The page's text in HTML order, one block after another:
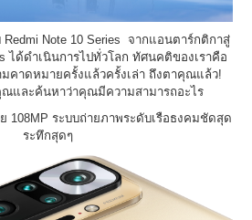
Note 10 Series จากแอนตาร์กติกาสู่
ได้ดำเนินการไปทั่วโลก ทัศนคติของเราคือ
คาดหมายครั้งแล้วครั้งเล่า ถึงตาคุณแล้ว!
และค้นหาว่าคุณมีความสามารถอะไร
ระบบถ่ายภาพระดับเรือธงคมชัดสุด
ระทึกสุดๆ